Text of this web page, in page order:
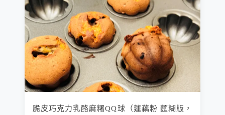
脆皮巧克力乳酪麻糬QQ球（蓮藕粉 麵糊版，